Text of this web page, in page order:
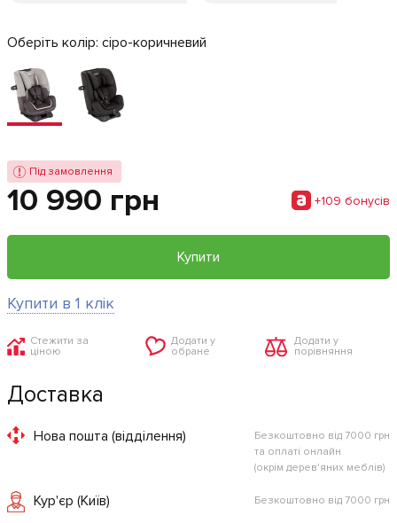
Оберіть колір: сіро-коричневий
Під замовлення
10 990 грн +109 бонусiв
Купити
Купити в 1 клік
Стежити за
ціною
Додати у
обране
Додати у
порівняння
Доставка
Нова пошта (відділення)
Безкоштовно від 7000 грн
та оплаті онлайн
(окрім дерев'яних меблів)
Кур'єр (Київ) Безкоштовно від 7000 грн